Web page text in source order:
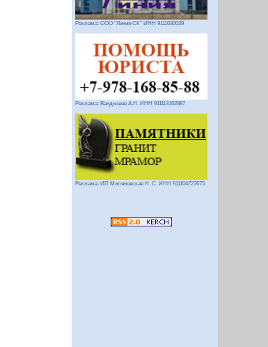
Реклама: ООО "Линия СК" ИНН 9111030039
Реклама: Вандышев А.Н. ИНН 911113162887
Реклама: ИП Миляновская Н. С. ИНН 911104727675